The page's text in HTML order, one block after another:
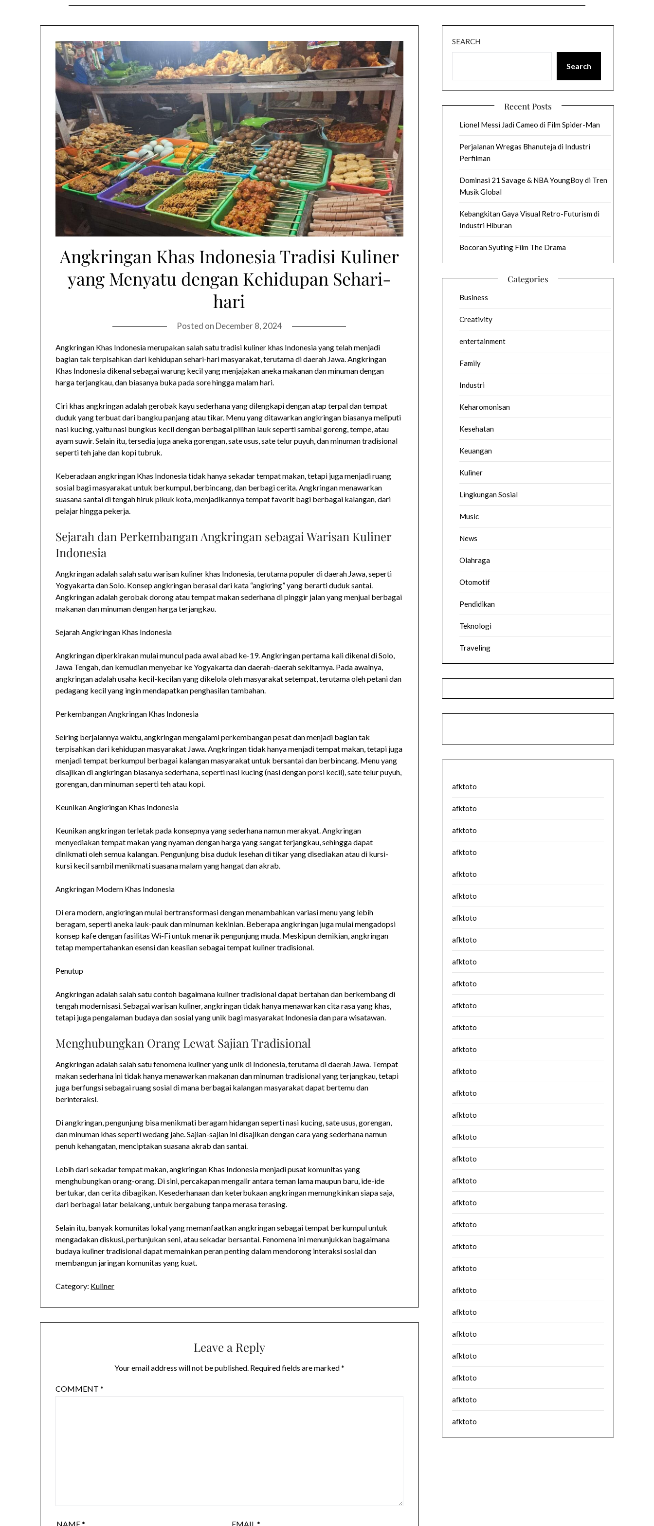
Angkringan Khas Indonesia Tradisi Kuliner
yang Menyatu dengan Kehidupan Sehari-
hari
Posted on December 8, 2024
Angkringan Khas Indonesia merupakan salah satu tradisi kuliner khas Indonesia yang telah menjadi
bagian tak terpisahkan dari kehidupan sehari-hari masyarakat, terutama di daerah Jawa. Angkringan
Khas Indonesia dikenal sebagai warung kecil yang menjajakan aneka makanan dan minuman dengan
harga terjangkau, dan biasanya buka pada sore hingga malam hari.
Ciri khas angkringan adalah gerobak kayu sederhana yang dilengkapi dengan atap terpal dan tempat
duduk yang terbuat dari bangku panjang atau tikar. Menu yang ditawarkan angkringan biasanya meliputi
nasi kucing, yaitu nasi bungkus kecil dengan berbagai pilihan lauk seperti sambal goreng, tempe, atau
ayam suwir. Selain itu, tersedia juga aneka gorengan, sate usus, sate telur puyuh, dan minuman tradisional
seperti teh jahe dan kopi tubruk.
Keberadaan angkringan Khas Indonesia tidak hanya sekadar tempat makan, tetapi juga menjadi ruang
sosial bagi masyarakat untuk berkumpul, berbincang, dan berbagi cerita. Angkringan menawarkan
suasana santai di tengah hiruk pikuk kota, menjadikannya tempat favorit bagi berbagai kalangan, dari
pelajar hingga pekerja.
Sejarah dan Perkembangan Angkringan sebagai Warisan Kuliner
Indonesia
Angkringan adalah salah satu warisan kuliner khas Indonesia, terutama populer di daerah Jawa, seperti
Yogyakarta dan Solo. Konsep angkringan berasal dari kata “angkring” yang berarti duduk santai.
Angkringan adalah gerobak dorong atau tempat makan sederhana di pinggir jalan yang menjual berbagai
makanan dan minuman dengan harga terjangkau.
Sejarah Angkringan Khas Indonesia
Angkringan diperkirakan mulai muncul pada awal abad ke-19. Angkringan pertama kali dikenal di Solo,
Jawa Tengah, dan kemudian menyebar ke Yogyakarta dan daerah-daerah sekitarnya. Pada awalnya,
angkringan adalah usaha kecil-kecilan yang dikelola oleh masyarakat setempat, terutama oleh petani dan
pedagang kecil yang ingin mendapatkan penghasilan tambahan.
Perkembangan Angkringan Khas Indonesia
Seiring berjalannya waktu, angkringan mengalami perkembangan pesat dan menjadi bagian tak
terpisahkan dari kehidupan masyarakat Jawa. Angkringan tidak hanya menjadi tempat makan, tetapi juga
menjadi tempat berkumpul berbagai kalangan masyarakat untuk bersantai dan berbincang. Menu yang
disajikan di angkringan biasanya sederhana, seperti nasi kucing (nasi dengan porsi kecil), sate telur puyuh,
gorengan, dan minuman seperti teh atau kopi.
Keunikan Angkringan Khas Indonesia
Keunikan angkringan terletak pada konsepnya yang sederhana namun merakyat. Angkringan
menyediakan tempat makan yang nyaman dengan harga yang sangat terjangkau, sehingga dapat
dinikmati oleh semua kalangan. Pengunjung bisa duduk lesehan di tikar yang disediakan atau di kursi-
kursi kecil sambil menikmati suasana malam yang hangat dan akrab.
Angkringan Modern Khas Indonesia
Di era modern, angkringan mulai bertransformasi dengan menambahkan variasi menu yang lebih
beragam, seperti aneka lauk-pauk dan minuman kekinian. Beberapa angkringan juga mulai mengadopsi
konsep kafe dengan fasilitas Wi-Fi untuk menarik pengunjung muda. Meskipun demikian, angkringan
tetap mempertahankan esensi dan keaslian sebagai tempat kuliner tradisional.
Penutup
Angkringan adalah salah satu contoh bagaimana kuliner tradisional dapat bertahan dan berkembang di
tengah modernisasi. Sebagai warisan kuliner, angkringan tidak hanya menawarkan cita rasa yang khas,
tetapi juga pengalaman budaya dan sosial yang unik bagi masyarakat Indonesia dan para wisatawan.
Menghubungkan Orang Lewat Sajian Tradisional
Angkringan adalah salah satu fenomena kuliner yang unik di Indonesia, terutama di daerah Jawa. Tempat
makan sederhana ini tidak hanya menawarkan makanan dan minuman tradisional yang terjangkau, tetapi
juga berfungsi sebagai ruang sosial di mana berbagai kalangan masyarakat dapat bertemu dan
berinteraksi.
Di angkringan, pengunjung bisa menikmati beragam hidangan seperti nasi kucing, sate usus, gorengan,
dan minuman khas seperti wedang jahe. Sajian-sajian ini disajikan dengan cara yang sederhana namun
penuh kehangatan, menciptakan suasana akrab dan santai.
Lebih dari sekadar tempat makan, angkringan Khas Indonesia menjadi pusat komunitas yang
menghubungkan orang-orang. Di sini, percakapan mengalir antara teman lama maupun baru, ide-ide
bertukar, dan cerita dibagikan. Kesederhanaan dan keterbukaan angkringan memungkinkan siapa saja,
dari berbagai latar belakang, untuk bergabung tanpa merasa terasing.
Selain itu, banyak komunitas lokal yang memanfaatkan angkringan sebagai tempat berkumpul untuk
mengadakan diskusi, pertunjukan seni, atau sekadar bersantai. Fenomena ini menunjukkan bagaimana
budaya kuliner tradisional dapat memainkan peran penting dalam mendorong interaksi sosial dan
membangun jaringan komunitas yang kuat.
Category: Kuliner
Leave a Reply
Your email address will not be published. Required fields are marked*
COMMENT*
NAME* EMAIL*
SEARCH
Search
Recent Posts
Lionel Messi Jadi Cameo di Film Spider-Man
Perjalanan Wregas Bhanuteja di Industri
Perfilman
Dominasi 21 Savage & NBA YoungBoy di Tren
Musik Global
Kebangkitan Gaya Visual Retro-Futurism di
Industri Hiburan
Bocoran Syuting Film The Drama
Categories
Business
Creativity
entertainment
Family
Industri
Keharomonisan
Kesehatan
Keuangan
Kuliner
Lingkungan Sosial
Music
News
Olahraga
Otomotif
Pendidikan
Teknologi
Traveling
afktoto
afktoto
afktoto
afktoto
afktoto
afktoto
afktoto
afktoto
afktoto
afktoto
afktoto
afktoto
afktoto
afktoto
afktoto
afktoto
afktoto
afktoto
afktoto
afktoto
afktoto
afktoto
afktoto
afktoto
afktoto
afktoto
afktoto
afktoto
afktoto
afktoto